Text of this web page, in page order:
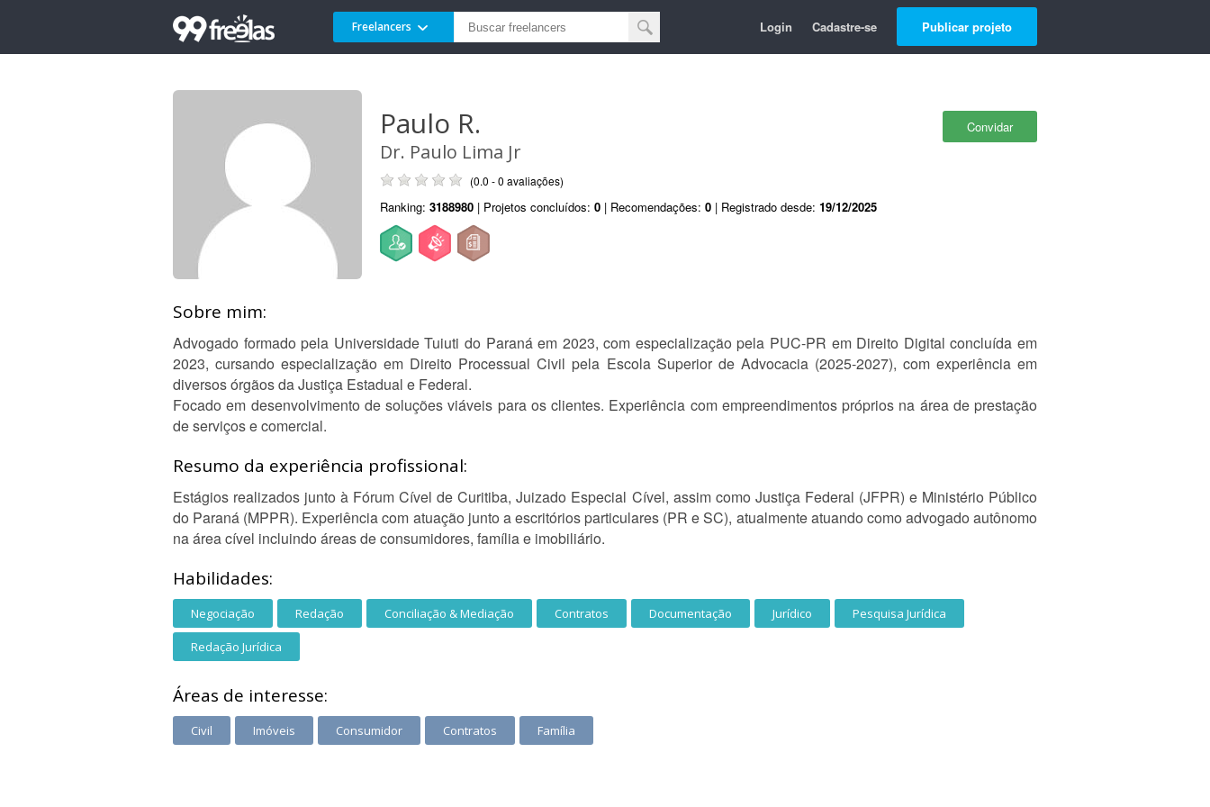
Freelancers Login Cadastre-se Publicar projeto
Convidar
Paulo R.
Dr. Paulo Lima Jr
(0.0 - 0 avaliações)
Ranking: 3188980 | Projetos concluídos: 0 | Recomendações: 0 | Registrado desde: 19/12/2025
Sobre mim:
Advogado formado pela Universidade Tuiuti do Paraná em 2023, com especialização pela PUC-PR em Direito Digital concluída em
2023, cursando especialização em Direito Processual Civil pela Escola Superior de Advocacia (2025-2027), com experiência em
diversos órgãos da Justiça Estadual e Federal.
Focado em desenvolvimento de soluções viáveis para os clientes. Experiência com empreendimentos próprios na área de prestação
de serviços e comercial.
Resumo da experiência profissional:
Estágios realizados junto à Fórum Cível de Curitiba, Juizado Especial Cível, assim como Justiça Federal (JFPR) e Ministério Público
do Paraná (MPPR). Experiência com atuação junto a escritórios particulares (PR e SC), atualmente atuando como advogado autônomo
na área cível incluindo áreas de consumidores, família e imobiliário.
Habilidades:
Negociação Redação Conciliação & Mediação Contratos Documentação Jurídico Pesquisa Jurídica
Redação Jurídica
Áreas de interesse:
Civil Imóveis Consumidor Contratos Família